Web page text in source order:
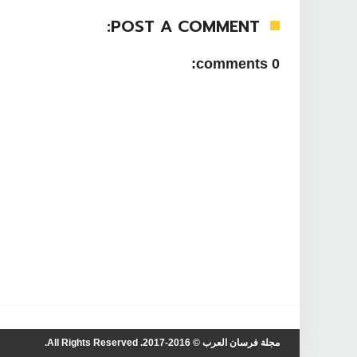
POST A COMMENT:
0 comments:
مجلة فرسان العرب © 2016-2017. All Rights Reserved.